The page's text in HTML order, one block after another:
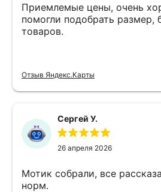
Приемлемые цены, очень
помогли подобрать размер,
товаров.
Отзыв Яндекс.Карты
Сергей У.
26 апреля 2026
Мотик собрали, все
норм.